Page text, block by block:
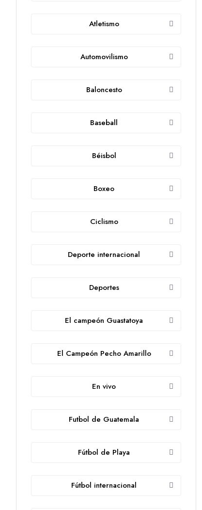
Atletismo
Automovilismo
Baloncesto
Baseball
Béisbol
Boxeo
Ciclismo
Deporte internacional
Deportes
El campeón Guastatoya
El Campeón Pecho Amarillo
En vivo
Futbol de Guatemala
Fútbol de Playa
Fútbol internacional